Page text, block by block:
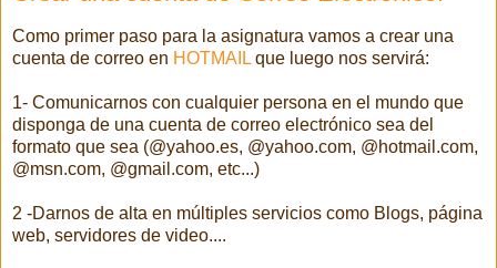
Como primer paso para la asignatura vamos a crear una
cuenta de correo en HOTMAIL que luego nos servirá:
1- Comunicarnos con cualquier persona en el mundo que
disponga de una cuenta de correo electrónico sea del
formato que sea (@yahoo.es, @yahoo.com, @hotmail.com,
@msn.com, @gmail.com, etc...)
2 -Darnos de alta en múltiples servicios como Blogs, página
web, servidores de video....